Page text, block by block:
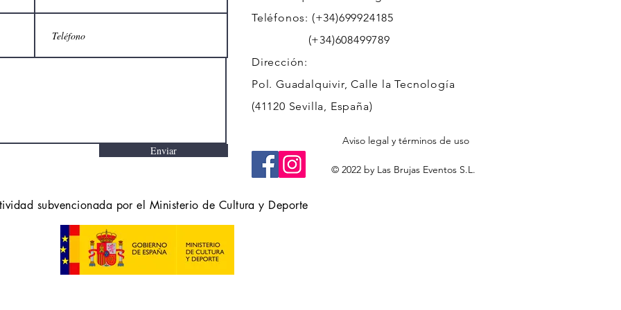
Enviar
Teléfonos: (+34)699924185
(+34)608499789
Dirección:
Pol. Guadalquivir, Calle la Tecnología
(41120 Sevilla, España)
Aviso legal y términos de uso
© 2022 by Las Brujas Eventos S.L.
subvencionada por el Ministerio de Cultura y Deporte